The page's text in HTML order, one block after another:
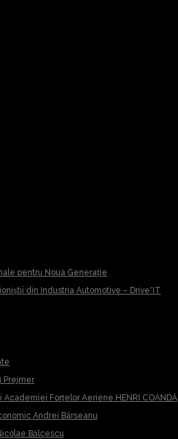
pentru Noua Generație
din Industria Automotive – Drive*IT
Prejmer
Forțelor Aeriene HENRI COANDĂ
Andrei Bârseanu
Bălcescu